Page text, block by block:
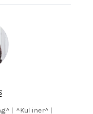
| ^Kuliner^ |